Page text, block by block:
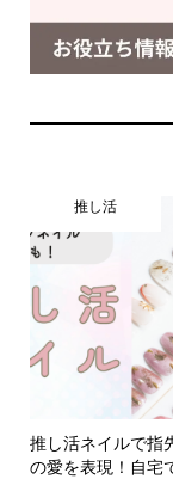
推し活
推し活ネイルで指
の愛を表現！自宅